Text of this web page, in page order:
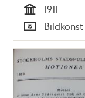
Tid
1911
Typ
Bildkonst